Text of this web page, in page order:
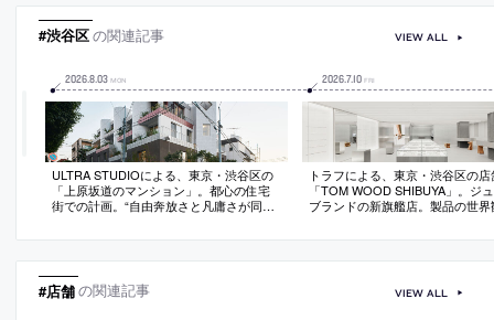
#渋谷区の関連記事
2026.8.03 MON
ULTRA STUDIOによる、東京・渋谷区の
「上原坂道のマンション」。都心の住宅
街での計画。“自由奔放さと凡庸さが同居
れたものから出発して“過剰に拡大解釈と
つくり出して生活に発見をもたらす
2026.7.10 FRI
トラフによる、東京・渋谷区の店
「TOM WOOD SHIBUYA」。ジ
ブランドの新旗艦店。製品の世界
ール感のあるガラスショーケース
用意は回遊と滞在の緩やかな重な
VIEW ALL
#店舗の関連記事 VIEW ALL